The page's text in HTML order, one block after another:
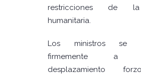
restricciones de
humanitaria.
Los ministros se
firmemente a
desplazamiento